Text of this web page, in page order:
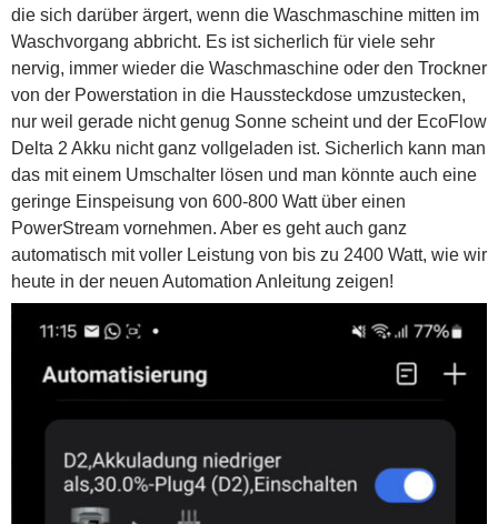
die sich darüber ärgert, wenn die Waschmaschine mitten im
Waschvorgang abbricht. Es ist sicherlich für viele sehr
nervig, immer wieder die Waschmaschine oder den Trockner
von der Powerstation in die Haussteckdose umzustecken,
nur weil gerade nicht genug Sonne scheint und der EcoFlow
Delta 2 Akku nicht ganz vollgeladen ist. Sicherlich kann man
das mit einem Umschalter lösen und man könnte auch eine
geringe Einspeisung von 600-800 Watt über einen
PowerStream vornehmen. Aber es geht auch ganz
automatisch mit voller Leistung von bis zu 2400 Watt, wie wir
heute in der neuen Automation Anleitung zeigen!